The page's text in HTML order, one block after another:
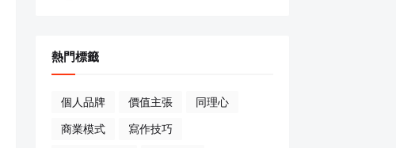
熱門標籤
個人品牌 價值主張 同理心
商業模式 寫作技巧